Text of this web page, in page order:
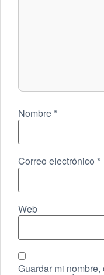
Nombre *
Correo electrónico *
Web
Guardar mi